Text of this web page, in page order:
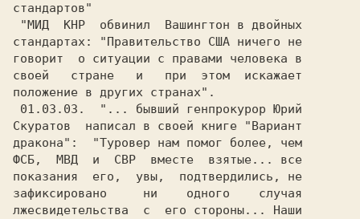
стандартов"
стандартах: "Правительство США ничего не
говорит  о ситуации с правами человека в
положение в других странах".
Скуратов  написал в своей книге "Вариант
дракона":  "Туровер нам помог более, чем
ФСБ,  МВД  и  СВР  вместе  взятые... все
показания  его,  увы,  подтвердились, не
зафиксировано     ни    одного    случая
лжесвидетельства  с  его стороны... Наши